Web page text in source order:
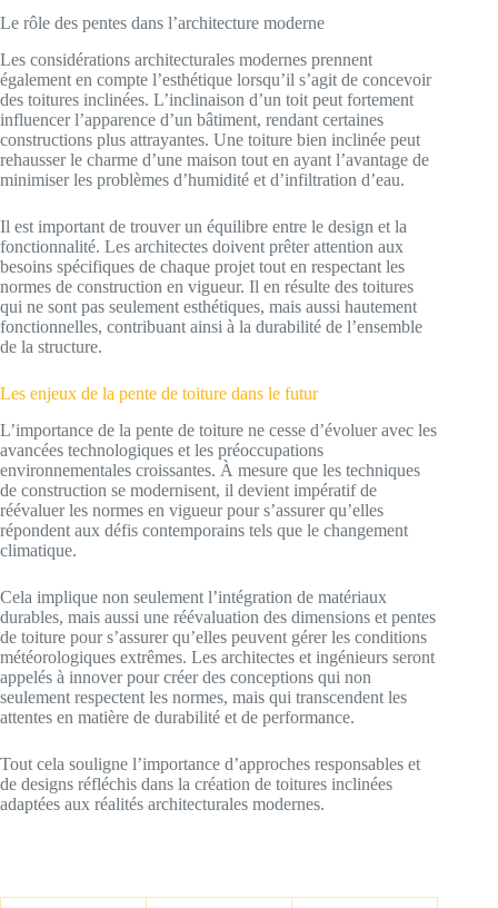
Le rôle des pentes dans l’architecture moderne
Les considérations architecturales modernes prennent
également en compte l’esthétique lorsqu’il s’agit de concevoir
des toitures inclinées. L’inclinaison d’un toit peut fortement
influencer l’apparence d’un bâtiment, rendant certaines
constructions plus attrayantes. Une toiture bien inclinée peut
rehausser le charme d’une maison tout en ayant l’avantage de
minimiser les problèmes d’humidité et d’infiltration d’eau.
Il est important de trouver un équilibre entre le design et la
fonctionnalité. Les architectes doivent prêter attention aux
besoins spécifiques de chaque projet tout en respectant les
normes de construction en vigueur. Il en résulte des toitures
qui ne sont pas seulement esthétiques, mais aussi hautement
fonctionnelles, contribuant ainsi à la durabilité de l’ensemble
de la structure.
Les enjeux de la pente de toiture dans le futur
L’importance de la pente de toiture ne cesse d’évoluer avec les
avancées technologiques et les préoccupations
environnementales croissantes. À mesure que les techniques
de construction se modernisent, il devient impératif de
réévaluer les normes en vigueur pour s’assurer qu’elles
répondent aux défis contemporains tels que le changement
climatique.
Cela implique non seulement l’intégration de matériaux
durables, mais aussi une réévaluation des dimensions et pentes
de toiture pour s’assurer qu’elles peuvent gérer les conditions
météorologiques extrêmes. Les architectes et ingénieurs seront
appelés à innover pour créer des conceptions qui non
seulement respectent les normes, mais qui transcendent les
attentes en matière de durabilité et de performance.
Tout cela souligne l’importance d’approches responsables et
de designs réfléchis dans la création de toitures inclinées
adaptées aux réalités architecturales modernes.